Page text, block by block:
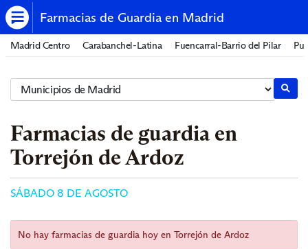
Farmacias de Guardia en Madrid
Madrid Centro Carabanchel-Latina Fuencarral-Barrio del Pilar
Farmacias de guardia en
Torrejón de Ardoz
SÁBADO 8 DE AGOSTO
No hay farmacias de guardia hoy en Torrejón de Ardoz